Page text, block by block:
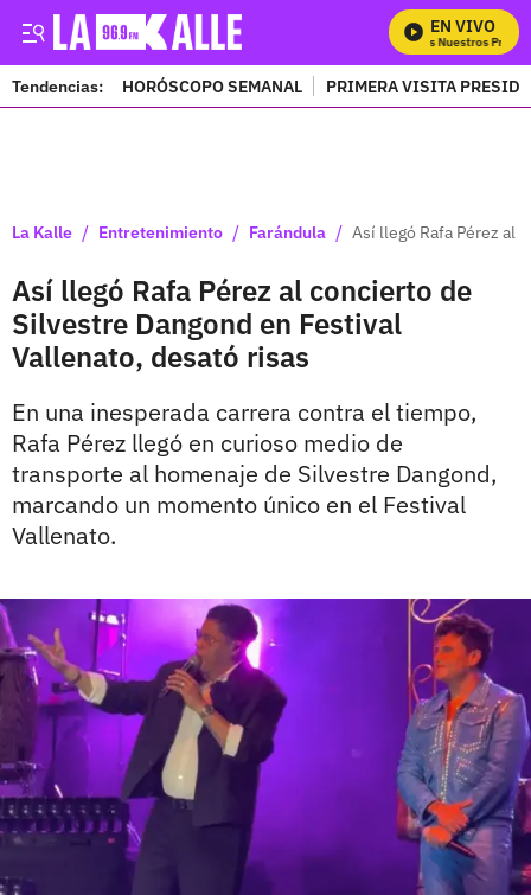
EN VIVO
Mira Todos Nuestros
Tendencias: HORÓSCOPO SEMANAL PRIMERA VISITA
La Kalle / Entretenimiento / Farándula / Así llegó Rafa Pérez al
Así llegó Rafa Pérez al concierto de
Silvestre Dangond en Festival
Vallenato, desató risas
En una inesperada carrera contra el tiempo,
Rafa Pérez llegó en curioso medio de
transporte al homenaje de Silvestre Dangond,
marcando un momento único en el Festival
Vallenato.